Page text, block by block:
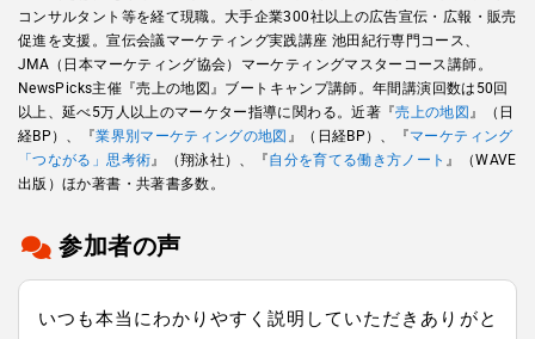
コンサルタント等を経て現職。大手企業300社以上の広告宣伝・広報・販売
促進を支援。宣伝会議マーケティング実践講座 池田紀行専門コース、
JMA（日本マーケティング協会）マーケティングマスターコース講師。
NewsPicks主催『売上の地図』ブートキャンプ講師。年間講演回数は50回
以上、延べ5万人以上のマーケター指導に関わる。近著『売上の地図 』（日
経BP）、『業界別マーケティングの地図 』（日経BP）、『マーケティング
「つながる」思考術』（翔泳社）、『自分を育てる働き方ノート 』（WAVE
出版）ほか著書・共著書多数。
参加者の声
いつも本当にわかりやすく説明していただきありがと